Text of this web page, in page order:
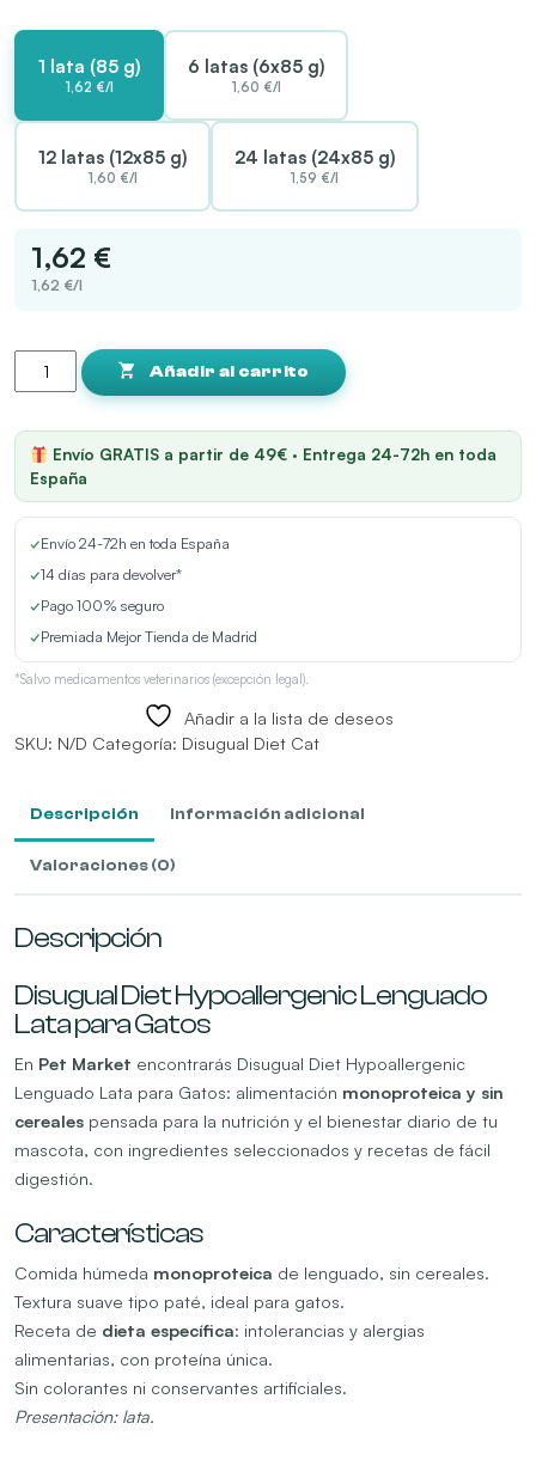
38,10 €
1 lata (85 g)
1,62 €/l
6 latas (6x85 g)
1,60 €/l
12 latas (12x85 g)
1,60 €/l
24 latas (24x85 g)
1,59 €/l
1,62 €
1,62 €/l
Diet
Hypoallergenic
Lata
para
Gatos
cantidad
Añadir al carrito
Envío GRATIS a partir de 49€ · Entrega 24-72h en toda
España
✓Envío 24-72h en toda España
✓14 días para devolver*
✓Pago 100% seguro
✓Premiada Mejor Tienda de Madrid
*Salvo medicamentos veterinarios (excepción legal).
Añadir a la lista de deseos
SKU: N/D Categoría: Disugual Diet Cat
Descripción Información adicional
Valoraciones (0)
Descripción
Disugual Diet Hypoallergenic Lenguado
Lata para Gatos
En Pet Market encontrarás Disugual Diet Hypoallergenic
Lenguado Lata para Gatos: alimentación monoproteica y sin
cereales pensada para la nutrición y el bienestar diario de tu
mascota, con ingredientes seleccionados y recetas de fácil
digestión.
Características
Comida húmeda monoproteica de lenguado, sin cereales.
Textura suave tipo paté, ideal para gatos.
Receta de dieta específica: intolerancias y alergias
alimentarias, con proteína única.
Sin colorantes ni conservantes artificiales.
Presentación: lata.